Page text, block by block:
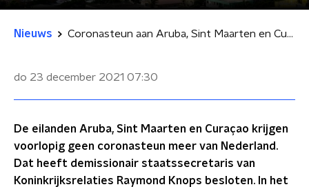
Nieuws Coronasteun aan Aruba, Sint Maarten en Curaçao stopgezet: 'De Nederlandse politieke cultuur botst voortdurend met die van de eilanden'
do 23 december 2021 07:30
De eilanden Aruba, Sint Maarten en Curaçao krijgen
voorlopig geen coronasteun meer van Nederland.
Dat heeft demissionair staatssecretaris van
Koninkrijksrelaties Raymond Knops besloten. In het